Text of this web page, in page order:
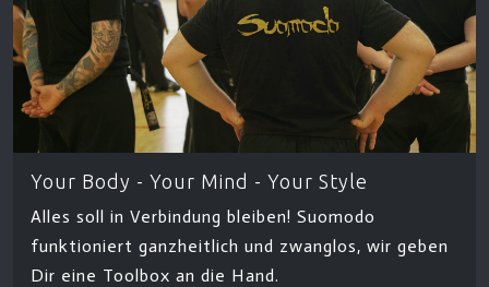
Your Body - Your Mind - Your Style
Alles soll in Verbindung bleiben! Suomodo
funktioniert ganzheitlich und zwanglos, wir geben
Dir eine Toolbox an die Hand.